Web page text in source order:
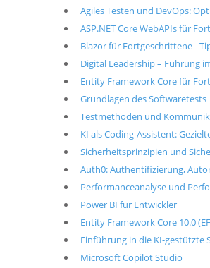
Agiles Testen und DevOps:
ASP.NET Core WebAPIs für
Blazor für Fortgeschrittene -
Digital Leadership – Führung
Entity Framework Core für
Grundlagen des Softwaretests
Testmethoden und
KI als Coding-Assistent:
Sicherheitsprinzipien und
Auth0: Authentifizierung,
Performanceanalyse und
Power BI für Entwickler
Entity Framework Core 10.0
Einführung in die KI-
Microsoft Copilot Studio